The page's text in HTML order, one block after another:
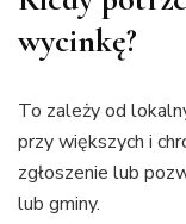
wycinkę?
To zależy od
przy większych i
zgłoszenie lub
lub gminy.